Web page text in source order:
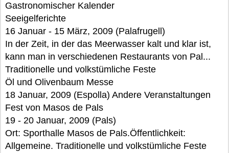
Gastronomischer Kalender
Seeigelferichte
16 Januar - 15 März, 2009 (Palafrugell)
In der Zeit, in der das Meerwasser kalt und klar ist,
kann man in verschiedenen Restaurants von Pal...
Traditionelle und volkstümliche Feste
Öl und Olivenbaum Messe
18 Januar, 2009 (Espolla) Andere Veranstaltungen
Fest von Masos de Pals
19 - 20 Januar, 2009 (Pals)
Ort: Sporthalle Masos de Pals.Öffentlichkeit:
Allgemeine. Traditionelle und volkstümliche Feste